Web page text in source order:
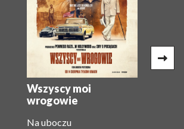
Wszyscy moi
wrogowie
Na uboczu